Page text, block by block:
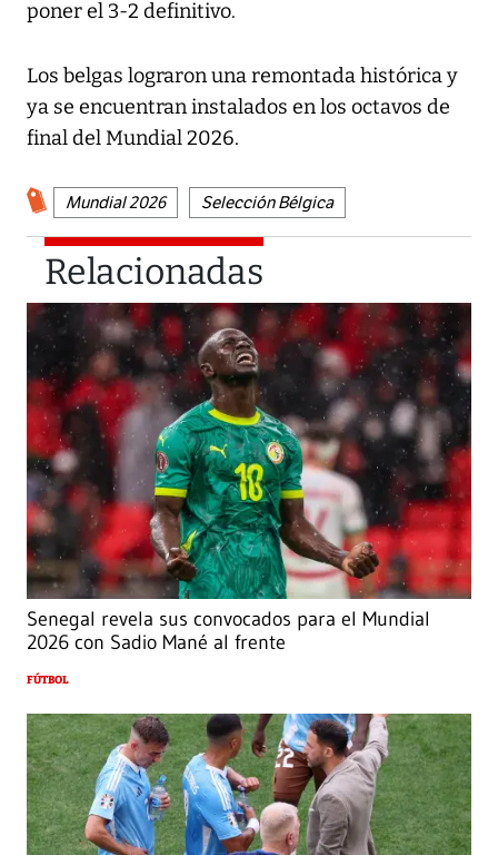
poner el 3-2 definitivo.
Los belgas lograron una remontada histórica y
ya se encuentran instalados en los octavos de
final del Mundial 2026.
Mundial 2026 Selección Bélgica
Relacionadas
Senegal revela sus convocados para el Mundial
2026 con Sadio Mané al frente
FÚTBOL